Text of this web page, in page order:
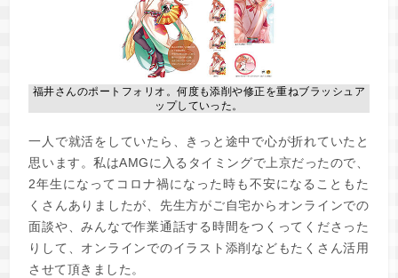
福井さんのポートフォリオ。何度も添削や修正を重ねブラッシュア
ップしていった。
一人で就活をしていたら、きっと途中で心が折れていたと
思います。私はAMGに入るタイミングで上京だったので、
2年生になってコロナ禍になった時も不安になることもた
くさんありましたが、先生方がご自宅からオンラインでの
面談や、みんなで作業通話する時間をつくってくださった
りして、オンラインでのイラスト添削などもたくさん活用
させて頂きました。